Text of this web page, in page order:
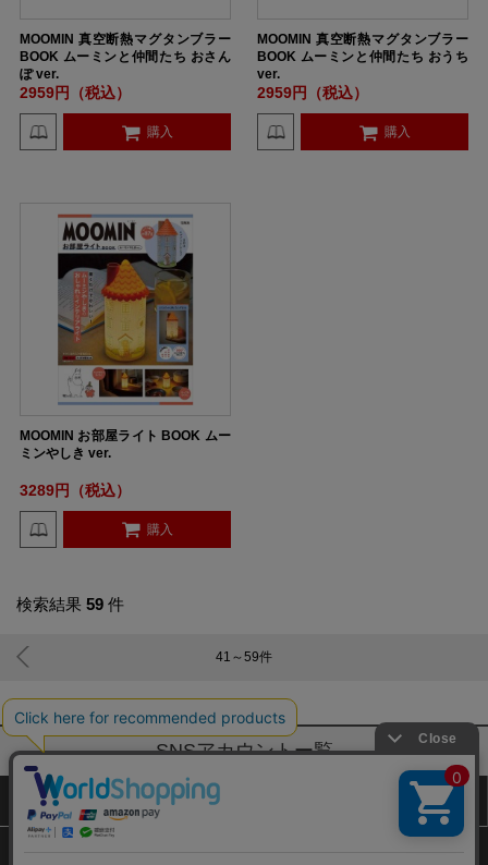
MOOMIN 真空断熱マグタンブラー
BOOK ムーミンと仲間たち おさん
ぽ ver.
2959円（税込）
購入
MOOMIN 真空断熱マグタンブラー
BOOK ムーミンと仲間たち おうち
ver.
2959円（税込）
購入
MOOMIN お部屋ライト BOOK ムー
ミンやしき ver.
3289円（税込）
購入
検索結果 59 件
41～59件
SNSアカウントー覧
サイトマップ